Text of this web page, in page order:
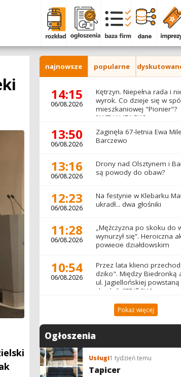
najnowsze popularne
14:15
06/08.2026
Kętrzyn. Niepełna rada i
wyrok. Co dzieje się w
mieszkaniowej "Pionier"?
[AKTUALIZACJA]
13:50
06/08.2026
Zaginęła 67-letnia Ewa
Barczewo
13:16
06/08.2026
Drony nad Olsztynem i
są powody do obaw?
12:23
06/08.2026
Na festynie w Klebarku
ukradł... dwa głośniki
11:28
06/08.2026
„Mężczyzna po skoku do
wynurzył się”. Heroiczna
powiecie działdowskim
10:54
06/08.2026
Przez lata klienci
dziko". Między Biedronką
ul. Jagiellońskiej
chodnik [ZDJĘCIA]
Pokaż więcej
Ogłoszenia
Usługi1 tydzień temu
Tapicer